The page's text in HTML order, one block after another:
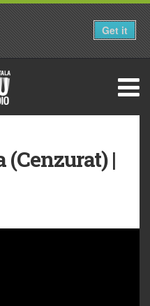
(Cenzurat) |
Get it